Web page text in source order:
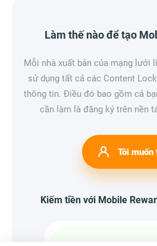
Làm thế nào để tạo
Mỗi nhà xuất bản của mạng lưới
sử dụng tất cả các Content
thông tin. Điều đó bao gồm cả
cần làm là đăng ký trên nền
Tôi muốn
Kiếm tiền với Mobile